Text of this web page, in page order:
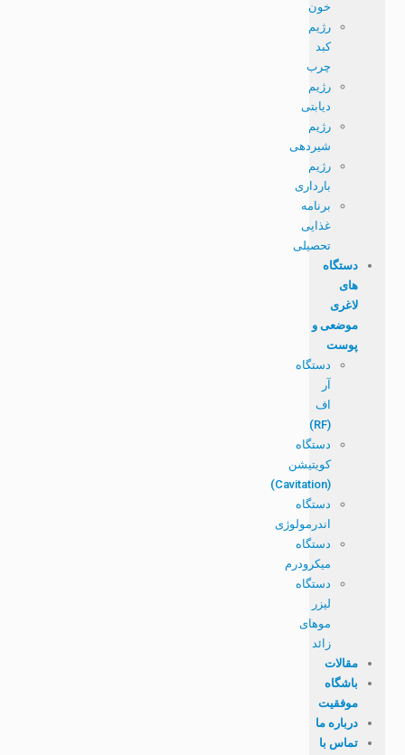
خون
رژیم
کبد
چرب
رژیم
دیابتی
رژیم
شیردهی
رژیم
بارداری
برنامه
غذایی
تحصیلی
دستگاه
های
لاغری
موضعی و
پوست
دستگاه
آر
اف
(RF)
دستگاه
کویتیشن
(Cavitation)
دستگاه
اندرمولوژی
دستگاه
میکرودرم
دستگاه
لیزر
موهای
زائد
مقالات
باشگاه
موفقیت
درباره ما
تماس با